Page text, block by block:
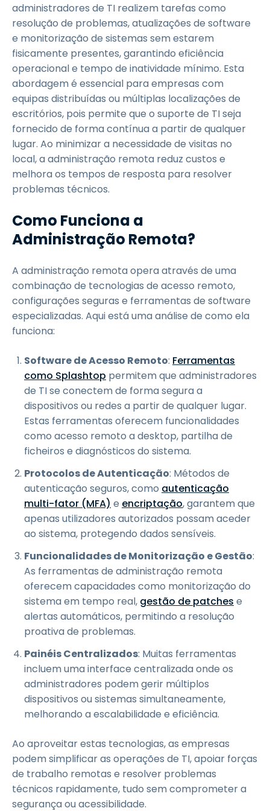
administradores de TI realizem tarefas como
resolução de problemas, atualizações de software
e monitorização de sistemas sem estarem
fisicamente presentes, garantindo eficiência
operacional e tempo de inatividade mínimo. Esta
abordagem é essencial para empresas com
equipas distribuídas ou múltiplas localizações de
escritórios, pois permite que o suporte de TI seja
fornecido de forma contínua a partir de qualquer
lugar. Ao minimizar a necessidade de visitas no
local, a administração remota reduz custos e
melhora os tempos de resposta para resolver
problemas técnicos.
Como Funciona a
Administração Remota?
A administração remota opera através de uma
combinação de tecnologias de acesso remoto,
configurações seguras e ferramentas de software
especializadas. Aqui está uma análise de como ela
funciona:
Software de Acesso Remoto: Ferramentas
como Splashtop permitem que administradores
de TI se conectem de forma segura a
dispositivos ou redes a partir de qualquer lugar.
Estas ferramentas oferecem funcionalidades
como acesso remoto a desktop, partilha de
ficheiros e diagnósticos do sistema.
Protocolos de Autenticação: Métodos de
autenticação seguros, como autenticação
multi-fator (MFA) e encriptação, garantem que
apenas utilizadores autorizados possam aceder
ao sistema, protegendo dados sensíveis.
Funcionalidades de Monitorização e Gestão:
As ferramentas de administração remota
oferecem capacidades como monitorização do
sistema em tempo real, gestão de patches e
alertas automáticos, permitindo a resolução
proativa de problemas.
Painéis Centralizados: Muitas ferramentas
incluem uma interface centralizada onde os
administradores podem gerir múltiplos
dispositivos ou sistemas simultaneamente,
melhorando a escalabilidade e eficiência.
Ao aproveitar estas tecnologias, as empresas
podem simplificar as operações de TI, apoiar forças
de trabalho remotas e resolver problemas
técnicos rapidamente, tudo sem comprometer a
segurança ou acessibilidade.